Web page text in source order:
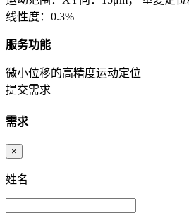
线性度：0.3%
服务功能
微小位移的高精度运动定位
提交需求
需求
×
姓名